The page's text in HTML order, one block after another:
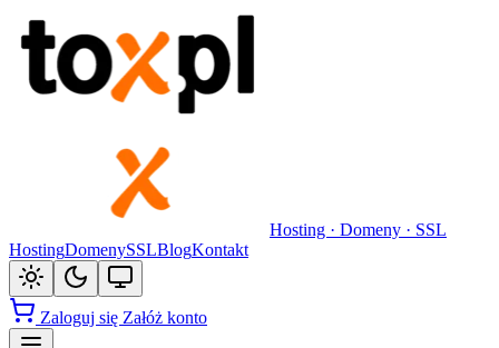
Hosting · Domeny · SSL
HostingDomenySSLBlogKontakt
Zaloguj się Załóż konto